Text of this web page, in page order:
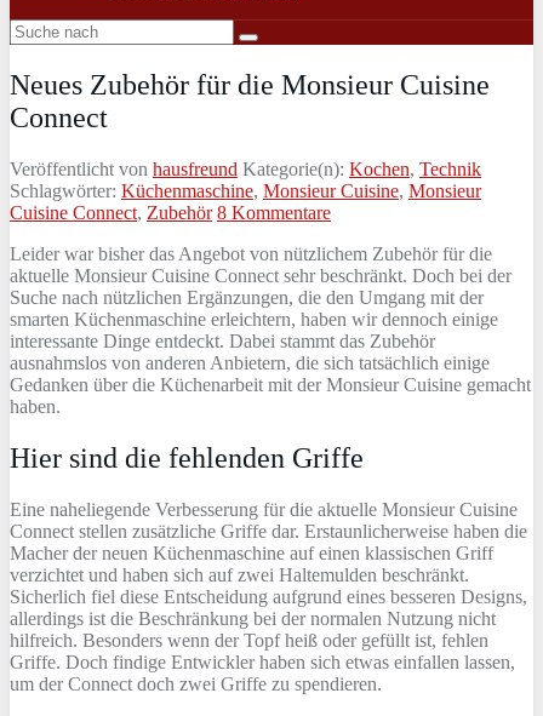
Neues Zubehör für die Monsieur Cuisine
Connect
Veröffentlicht von hausfreund Kategorie(n): Kochen, Technik
Schlagwörter: Küchenmaschine, Monsieur Cuisine, Monsieur
Cuisine Connect, Zubehör 8 Kommentare
Leider war bisher das Angebot von nützlichem Zubehör für die
aktuelle Monsieur Cuisine Connect sehr beschränkt. Doch bei der
Suche nach nützlichen Ergänzungen, die den Umgang mit der
smarten Küchenmaschine erleichtern, haben wir dennoch einige
interessante Dinge entdeckt. Dabei stammt das Zubehör
ausnahmslos von anderen Anbietern, die sich tatsächlich einige
Gedanken über die Küchenarbeit mit der Monsieur Cuisine gemacht
haben.
Hier sind die fehlenden Griffe
Eine naheliegende Verbesserung für die aktuelle Monsieur Cuisine
Connect stellen zusätzliche Griffe dar. Erstaunlicherweise haben die
Macher der neuen Küchenmaschine auf einen klassischen Griff
verzichtet und haben sich auf zwei Haltemulden beschränkt.
Sicherlich fiel diese Entscheidung aufgrund eines besseren Designs,
allerdings ist die Beschränkung bei der normalen Nutzung nicht
hilfreich. Besonders wenn der Topf heiß oder gefüllt ist, fehlen
Griffe. Doch findige Entwickler haben sich etwas einfallen lassen,
um der Connect doch zwei Griffe zu spendieren.